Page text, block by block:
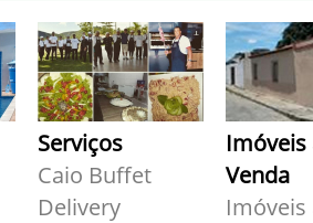
Serviços
Caio Buffet
Delivery
Imóveis
Venda
Imóveis